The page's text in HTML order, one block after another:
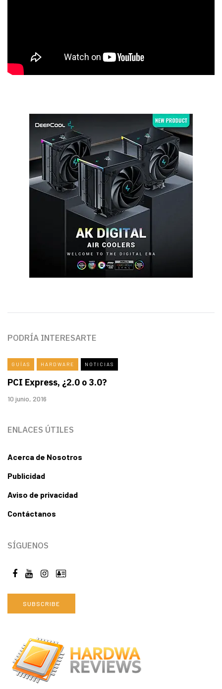
PODRÍA INTERESARTE
GUÍAS HARDWARE NOTICIAS
PCI Express, ¿2.0 o 3.0?
10 junio, 2016
ENLACES ÚTILES
Acerca de Nosotros
Publicidad
Aviso de privacidad
Contáctanos
SÍGUENOS
SUBSCRIBE